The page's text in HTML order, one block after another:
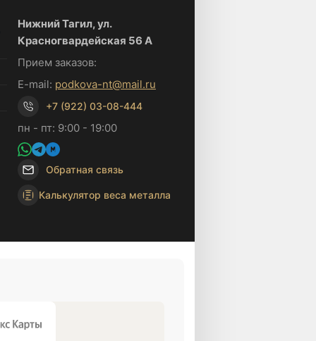
Нижний Тагил, ул.
Красногвардейская 56 А
Прием заказов:
E-mail: podkova-nt@mail.ru
+7 (922) 03-08-444
пн - пт: 9:00 - 19:00
Обратная связь
Калькулятор веса металла